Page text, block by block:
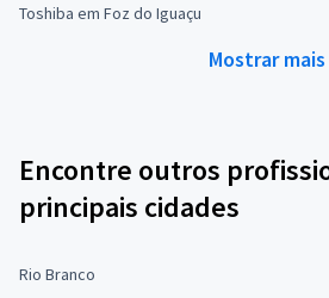
Toshiba em Foz do Iguaçu
Mostrar mais
Encontre outros
principais cidades
Rio Branco